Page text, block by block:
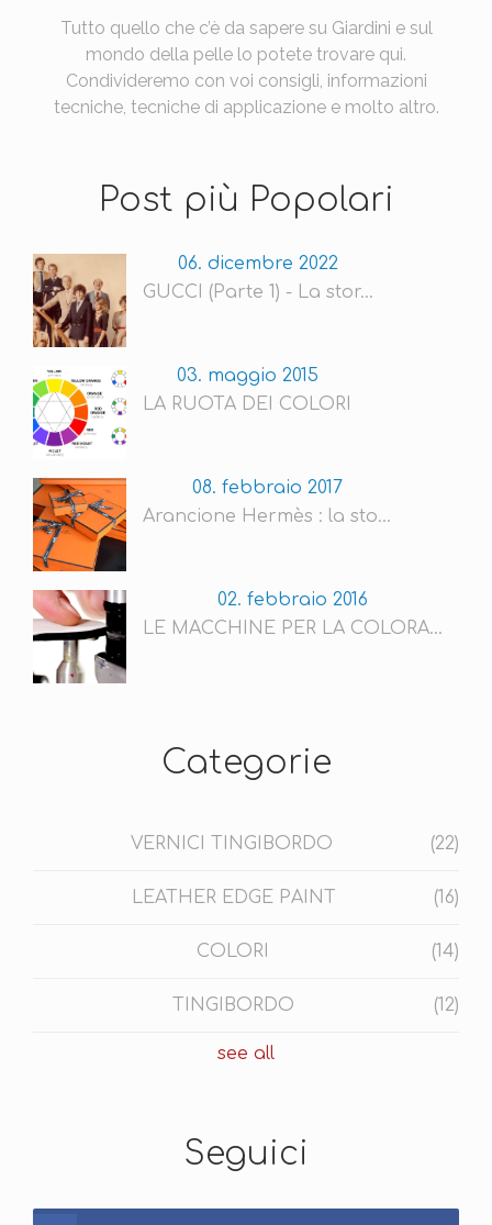
Tutto quello che c’è da sapere su Giardini e sul
mondo della pelle lo potete trovare qui.
Condivideremo con voi consigli, informazioni
tecniche, tecniche di applicazione e molto altro.
Post più Popolari
06. dicembre 2022
GUCCI (Parte 1) - La stor...
03. maggio 2015
LA RUOTA DEI COLORI
08. febbraio 2017
Arancione Hermès : la sto...
02. febbraio 2016
LE MACCHINE PER LA COLORA...
Categorie
VERNICI TINGIBORDO (22)
LEATHER EDGE PAINT (16)
COLORI (14)
TINGIBORDO (12)
see all
Seguici